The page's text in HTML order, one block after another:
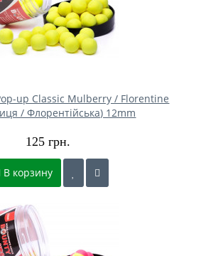
up Classic Mulberry / Florentine
/ Флорентійська) 12mm
125 грн.
В корзину